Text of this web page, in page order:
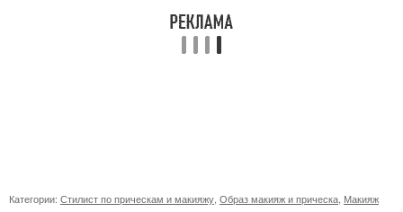
Категории: Стилист по прическам и макияжу Образ макияж и прическа Макияж